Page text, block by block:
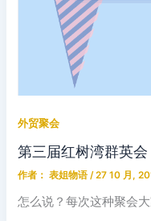
外贸聚会
第三届红树湾群英
作者： 表姐物语/27 10 月,
怎么说？每次这种聚会